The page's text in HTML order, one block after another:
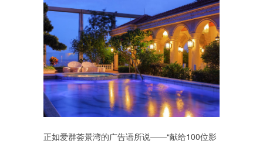
正如爱群荟景湾的广告语所说——“献给100位影